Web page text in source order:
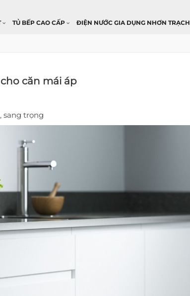
TỦ BẾP CAO CẤP ĐIỆN NƯỚC GIA DỤNG NHƠN TRẠCH
căn mái áp
sang trọng